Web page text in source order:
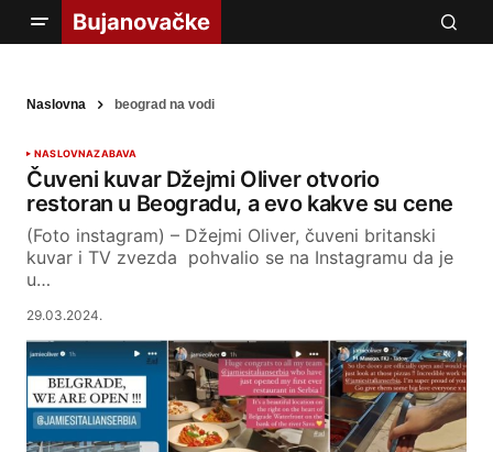
Naslovna beograd na vodi
NASLOVNAZABAVA
Čuveni kuvar Džejmi Oliver otvorio
restoran u Beogradu, a evo kakve su cene
(Foto instagram) – Džejmi Oliver, čuveni britanski
kuvar i TV zvezda pohvalio se na Instagramu da je
u…
29.03.2024.